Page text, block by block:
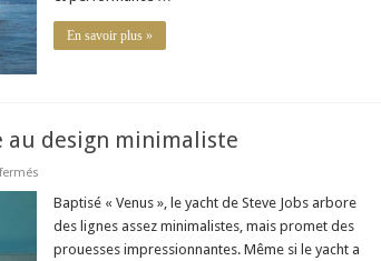
quatrième
modèle
En savoir plus »
au design minimaliste
sur
yacht
Steve
Jobs
Baptisé « Venus », le yacht de Steve Jobs arbore
des lignes assez minimalistes, mais promet des
prouesses impressionnantes. Même si le yacht a